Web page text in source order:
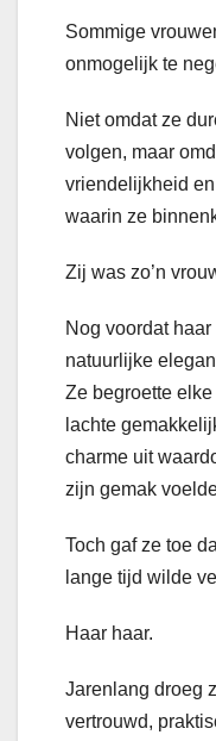
Sommige
onmogelijk te
Niet omdat ze
volgen, maar
vriendelijkheid
waarin ze
Zij was zo’n
Nog voordat
natuurlijke
Ze begroette
lachte
charme uit
zijn gemak
Toch gaf ze toe
lange tijd wilde
Haar haar.
Jarenlang droeg
vertrouwd,